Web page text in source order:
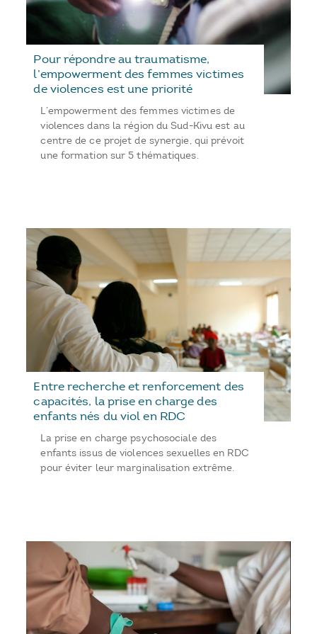
Pour répondre au traumatisme,
l’empowerment des femmes victimes
de violences est une priorité
L’empowerment des femmes victimes de
violences dans la région du Sud-Kivu est au
centre de ce projet de synergie, qui prévoit
une formation sur 5 thématiques.
Entre recherche et renforcement des
capacités, la prise en charge des
enfants nés du viol en RDC
La prise en charge psychosociale des
enfants issus de violences sexuelles en RDC
pour éviter leur marginalisation extrême.